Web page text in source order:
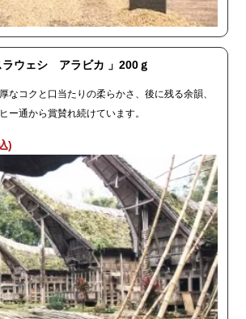
ラウェシ アラビカ 」200ｇ
なコクと口当たりの柔らかさ、後に残る余韻、
ー通から賞賛れ続けています。
)